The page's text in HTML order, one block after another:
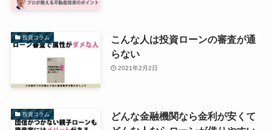
投資コラム
こんな人は投資ローンの審査が通
らない
2021年2月2日
投資コラム
どんな金融機関なら金利が安くて